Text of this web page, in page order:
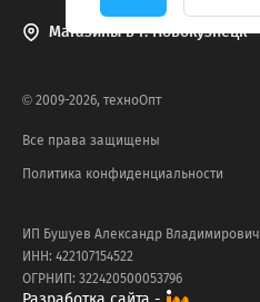
Магазины в г. Новокузнецк
© 2009-2026, техноОпт
Все права защищены
Политика конфиденциальности
ИП Бушуев Александр Владимирович
ИНН: 422107154522
ОГРНИП: 322420500053796